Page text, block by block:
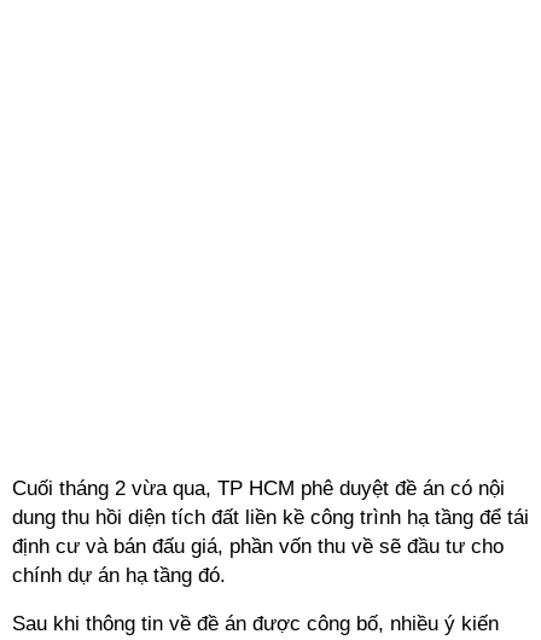
Cuối tháng 2 vừa qua, TP HCM phê duyệt đề án có nội
dung thu hồi diện tích đất liền kề công trình hạ tầng để tái
định cư và bán đấu giá, phần vốn thu về sẽ đầu tư cho
chính dự án hạ tầng đó.
Sau khi thông tin về đề án được công bố, nhiều ý kiến